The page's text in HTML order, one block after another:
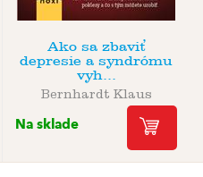
Ako sa zbaviť
depresie a syndrómu
vyh...
Bernhardt Klaus
Na sklade